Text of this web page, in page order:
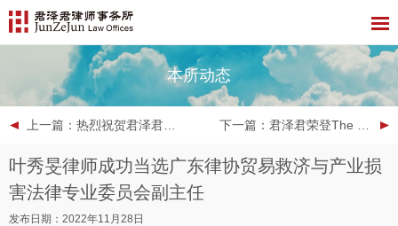
本所动态
上一篇 ：热烈祝贺君泽君深圳分所多名律师入选深圳市涉外律师领军人才库、新锐人才库 下一篇 ：君泽君荣登The Legal 500 2023年亚太榜单
叶秀旻律师成功当选广东律协贸易救济与产业损
害法律专业委员会副主任
发布日期：2022年11月28日